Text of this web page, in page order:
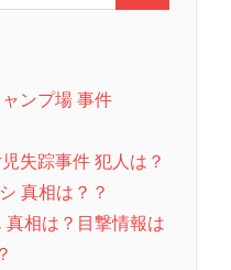
ンプ場 事件
失踪事件 犯人は？
真相は？？
相は？目撃情報は